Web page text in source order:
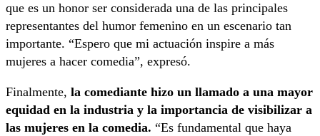
que es un honor ser considerada una de las principales
representantes del humor femenino en un escenario tan
importante. “Espero que mi actuación inspire a más
mujeres a hacer comedia”, expresó.
Finalmente, la comediante hizo un llamado a una mayor
equidad en la industria y la importancia de visibilizar a
las mujeres en la comedia. “Es fundamental que haya